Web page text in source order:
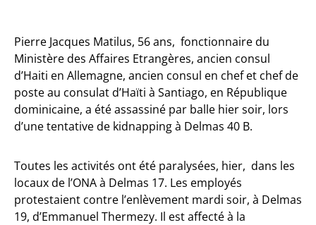
Pierre Jacques Matilus, 56 ans, fonctionnaire du
Ministère des Affaires Etrangères, ancien consul
d’Haiti en Allemagne, ancien consul en chef et chef de
poste au consulat d’Haïti à Santiago, en République
dominicaine, a été assassiné par balle hier soir, lors
d’une tentative de kidnapping à Delmas 40 B.
Toutes les activités ont été paralysées, hier, dans les
locaux de l’ONA à Delmas 17. Les employés
protestaient contre l’enlèvement mardi soir, à Delmas
19, d’Emmanuel Thermezy. Il est affecté à la